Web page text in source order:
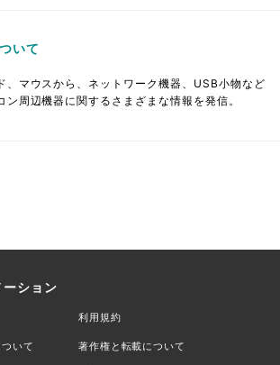
いて
、マウスから、ネットワーク機器、USB小物など
周辺機器に関するさまざまな情報を発信。
ション
利用規約
いて 著作権と転載について